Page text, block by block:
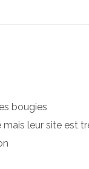
bougies
leur site est